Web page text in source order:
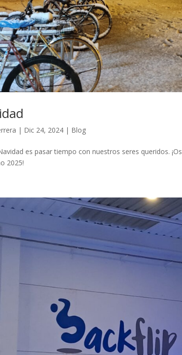
| Dic 24, 2024 | Blog
es pasar tiempo con nuestros seres queridos.
2025!